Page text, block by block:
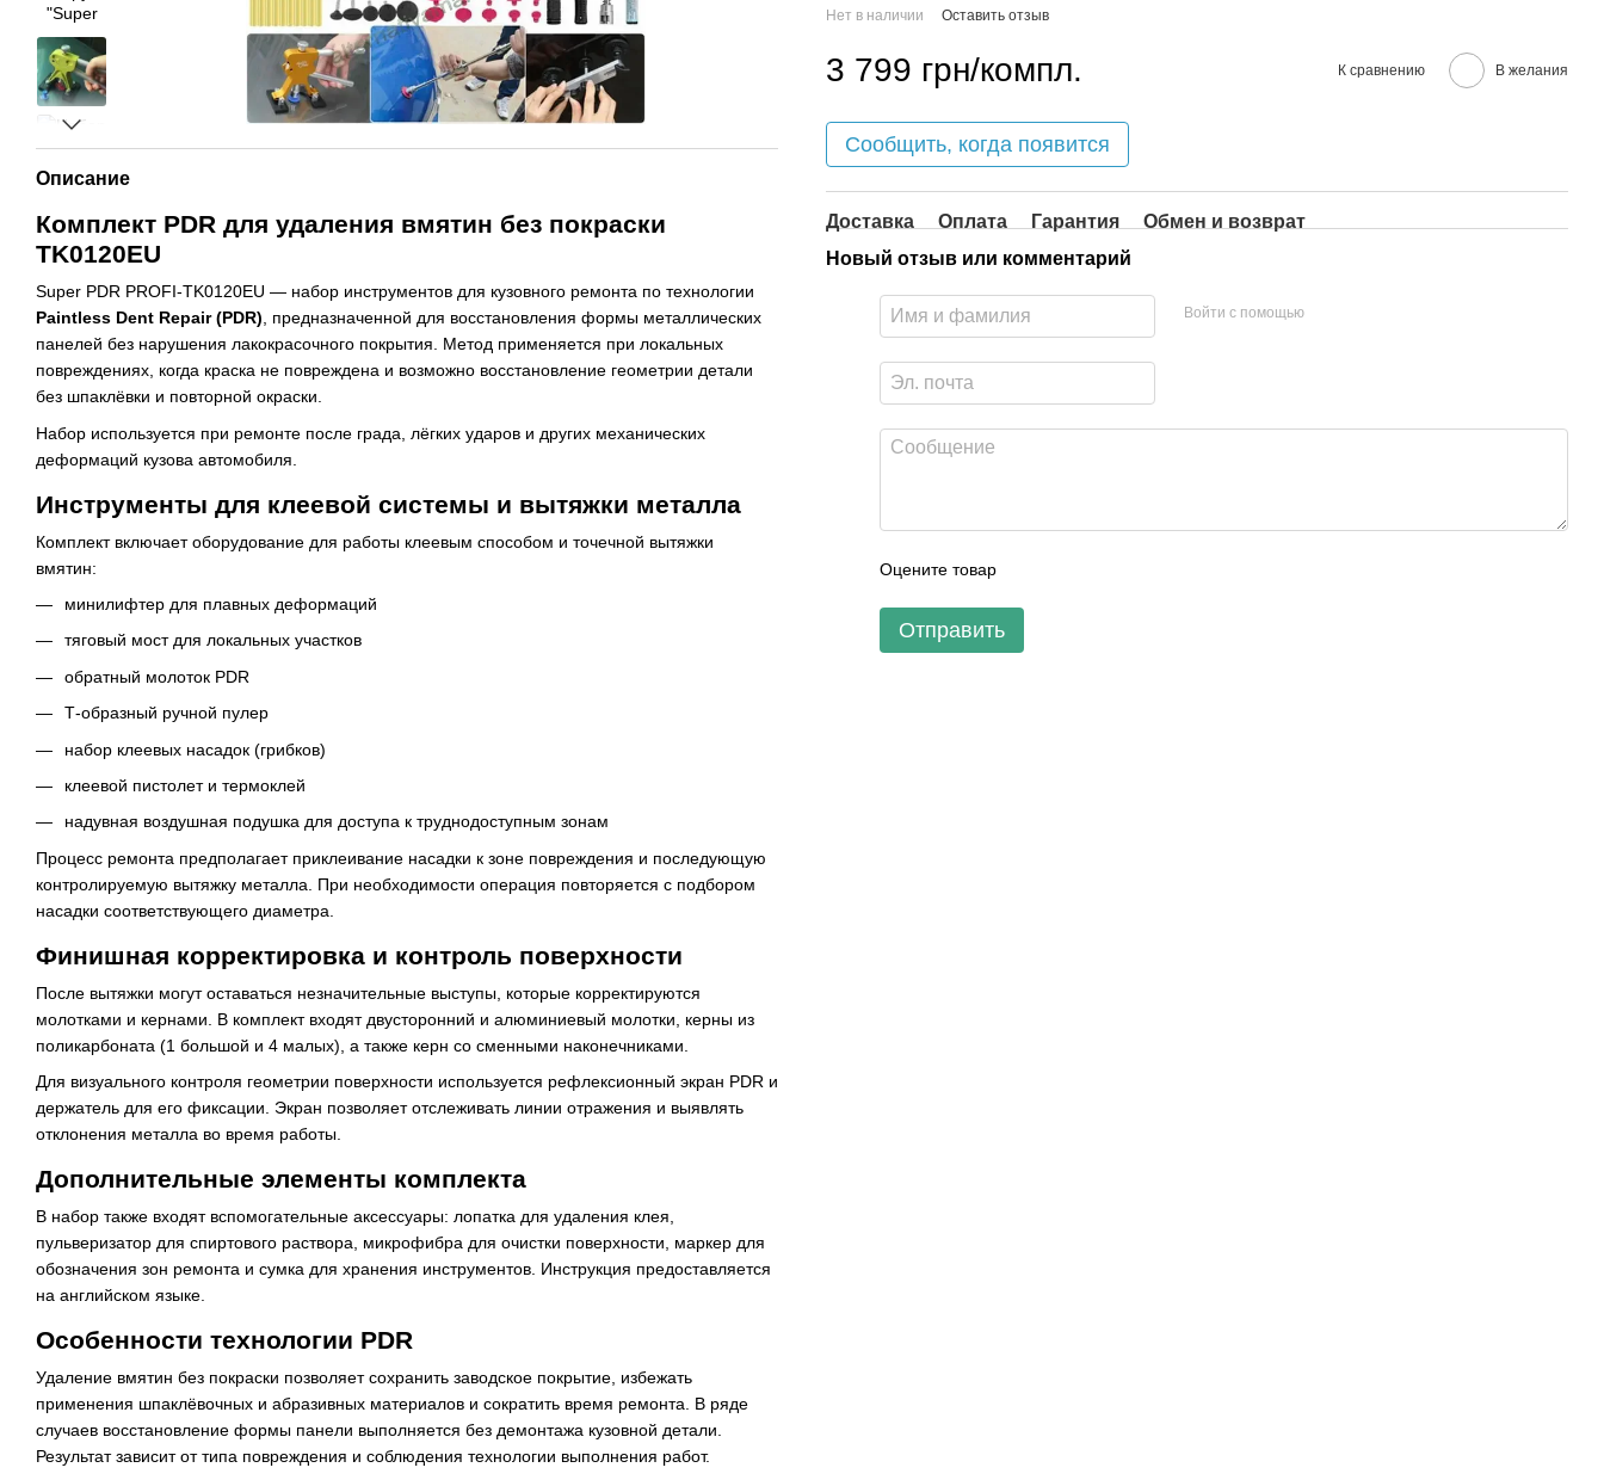
Описание
Комплект PDR для удаления вмятин без покраски
TK0120EU
Super PDR PROFI-TK0120EU — набор инструментов для кузовного ремонта по технологии
Paintless Dent Repair (PDR) , предназначенной для восстановления формы металлических
панелей без нарушения лакокрасочного покрытия. Метод применяется при локальных
повреждениях, когда краска не повреждена и возможно восстановление геометрии детали
без шпаклёвки и повторной окраски.
Набор используется при ремонте после града, лёгких ударов и других механических
деформаций кузова автомобиля.
Инструменты для клеевой системы и вытяжки металла
Комплект включает оборудование для работы клеевым способом и точечной вытяжки
вмятин:
минилифтер для плавных деформаций
тяговый мост для локальных участков
обратный молоток PDR
Т-образный ручной пулер
набор клеевых насадок (грибков)
клеевой пистолет и термоклей
надувная воздушная подушка для доступа к труднодоступным зонам
Процесс ремонта предполагает приклеивание насадки к зоне повреждения и последующую
контролируемую вытяжку металла. При необходимости операция повторяется с подбором
насадки соответствующего диаметра.
Финишная корректировка и контроль поверхности
После вытяжки могут оставаться незначительные выступы, которые корректируются
молотками и кернами. В комплект входят двусторонний и алюминиевый молотки, керны из
поликарбоната (1 большой и 4 малых), а также керн со сменными наконечниками.
Для визуального контроля геометрии поверхности используется рефлексионный экран PDR и
держатель для его фиксации. Экран позволяет отслеживать линии отражения и выявлять
отклонения металла во время работы.
Дополнительные элементы комплекта
В набор также входят вспомогательные аксессуары: лопатка для удаления клея,
пульверизатор для спиртового раствора, микрофибра для очистки поверхности, маркер для
обозначения зон ремонта и сумка для хранения инструментов. Инструкция предоставляется
на английском языке.
Особенности технологии PDR
Удаление вмятин без покраски позволяет сохранить заводское покрытие, избежать
применения шпаклёвочных и абразивных материалов и сократить время ремонта. В ряде
случаев восстановление формы панели выполняется без демонтажа кузовной детали.
Результат зависит от типа повреждения и соблюдения технологии выполнения работ.
Нет в наличии Оставить отзыв
3 799 грн/компл. К сравнению В желания
Сообщить, когда появится
Доставка Оплата Гарантия
Обмен и возврат
Новый отзыв или комментарий
Войти с помощью
Оцените товар
Отправить